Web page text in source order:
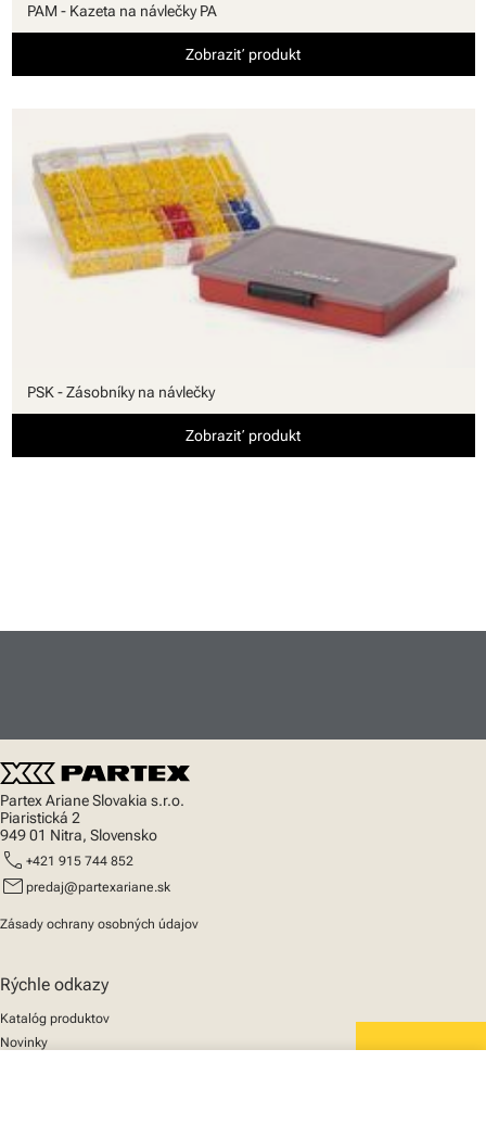
PAM - Kazeta na návlečky PA
Zobraziť produkt
PSK - Zásobníky na návlečky
Zobraziť produkt
Partex Ariane Slovakia s.r.o.
Piaristická 2
949 01 Nitra, Slovensko
call +421 915 744 852
mail predaj@partexariane.sk
Zásady ochrany osobných údajov
Rýchle odkazy
Katalóg produktov
Novinky